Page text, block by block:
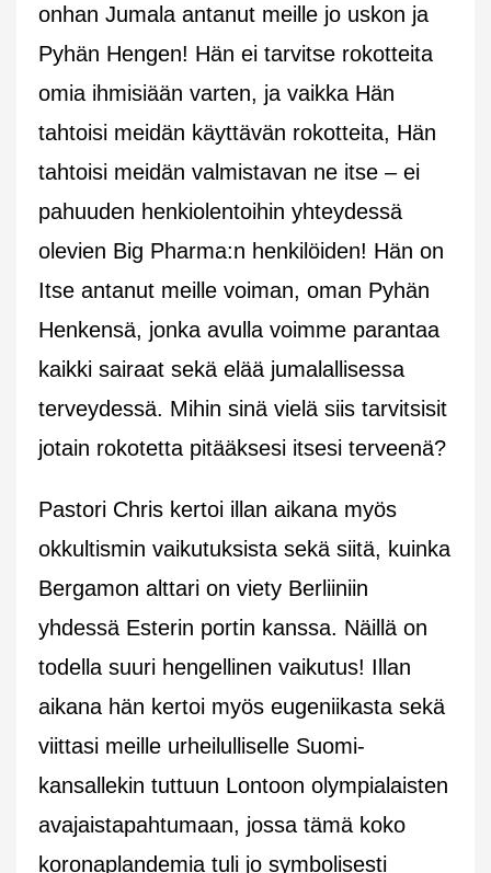
onhan Jumala antanut meille jo uskon ja
Pyhän Hengen! Hän ei tarvitse rokotteita
omia ihmisiään varten, ja vaikka Hän
tahtoisi meidän käyttävän rokotteita, Hän
tahtoisi meidän valmistavan ne itse – ei
pahuuden henkiolentoihin yhteydessä
olevien Big Pharma:n henkilöiden! Hän on
Itse antanut meille voiman, oman Pyhän
Henkensä, jonka avulla voimme parantaa
kaikki sairaat sekä elää jumalallisessa
terveydessä. Mihin sinä vielä siis tarvitsisit
jotain rokotetta pitääksesi itsesi terveenä?
Pastori Chris kertoi illan aikana myös
okkultismin vaikutuksista sekä siitä, kuinka
Bergamon alttari on viety Berliiniin
yhdessä Esterin portin kanssa. Näillä on
todella suuri hengellinen vaikutus! Illan
aikana hän kertoi myös eugeniikasta sekä
viittasi meille urheilulliselle Suomi-
kansallekin tuttuun Lontoon olympialaisten
avajaistapahtumaan, jossa tämä koko
koronaplandemia tuli jo symbolisesti